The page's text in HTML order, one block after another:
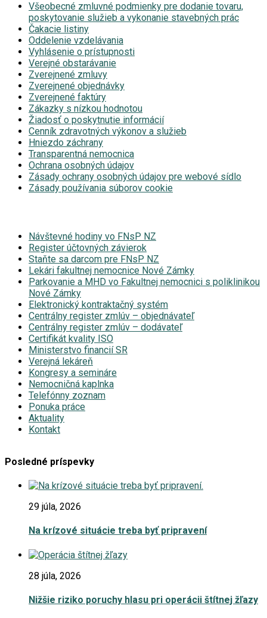
Všeobecné zmluvné podmienky pre dodanie tovaru,
poskytovanie služieb a vykonanie stavebných prác
Čakacie listiny
Oddelenie vzdelávania
Vyhlásenie o prístupnosti
Verejné obstarávanie
Zverejnené zmluvy
Zverejnené objednávky
Zverejnené faktúry
Zákazky s nízkou hodnotou
Žiadosť o poskytnutie informácií
Cenník zdravotných výkonov a služieb
Hniezdo záchrany
Transparentná nemocnica
Ochrana osobných údajov
Zásady ochrany osobných údajov pre webové sídlo
Zásady používania súborov cookie
Návštevné hodiny vo FNsP NZ
Register účtovných závierok
Staňte sa darcom pre FNsP NZ
Lekári fakultnej nemocnice Nové Zámky
Parkovanie a MHD vo Fakultnej nemocnici s poliklinikou
Nové Zámky
Elektronický kontraktačný systém
Centrálny register zmlúv – objednávateľ
Centrálny register zmlúv – dodávateľ
Certifikát kvality ISO
Ministerstvo financií SR
Verejná lekáreň
Kongresy a semináre
Nemocničná kaplnka
Telefónny zoznam
Ponuka práce
Aktuality
Kontakt
Posledné príspevky
29 júla, 2026
Na krízové situácie treba byť pripravení
28 júla, 2026
Nižšie riziko poruchy hlasu pri operácii štítnej žľazy